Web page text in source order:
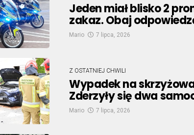
Jeden miał blisko 2
zakaz. Obaj
Mario 7 lipca, 2026
Z OSTATNIEJ CHWILI
Wypadek na
Zderzyły się dwa
Mario 7 lipca, 2026